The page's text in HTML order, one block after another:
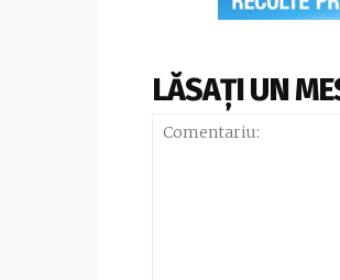
LĂSAȚI UN